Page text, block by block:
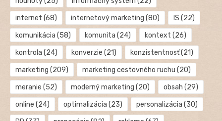
internet (68) internetový marketing (80) IS (22)
komunikácia (58) komunita (24) kontext (26)
kontrola (24) konverzie (21) konzistentnosť(21)
marketing (209) marketing cestovného ruchu (20)
meranie (52) moderný marketing (20) obsah (29)
online (24) optimalizácia (23) personalizácia (30)